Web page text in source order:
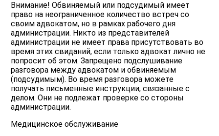
Внимание! Обвиняемый или подсудимый имеет
право на неограниченное количество встреч со
своим адвокатом, но в рамках рабочего дня
администрации. Никто из представителей
администрации не имеет права присутствовать во
время этих свиданий, если только адвокат лично не
попросит об этом. Запрещено подслушивание
разговора между адвокатом и обвиняемым
(подсудимым). Во время разговора можете
получать письменные инструкции, связанные с
делом. Они не подлежат проверке со стороны
администрации.
Медицинское обслуживание